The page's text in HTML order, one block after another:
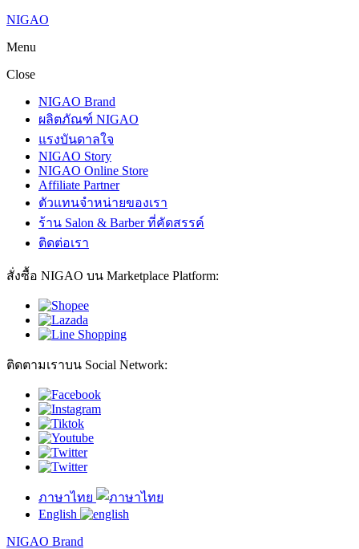
NIGAO
Menu
Close
NIGAO Brand
ผลิตภัณฑ์ NIGAO
แรงบันดาลใจ
NIGAO Story
NIGAO Online Store
Affiliate Partner
ตัวแทนจำหน่ายของเรา
ร้าน Salon & Barber ที่คัดสรรค์
ติดต่อเรา
สั่งซื้อ NIGAO บน Marketplace Platform:
ติดตามเราบน Social Network:
ภาษาไทย
English
NIGAO Brand